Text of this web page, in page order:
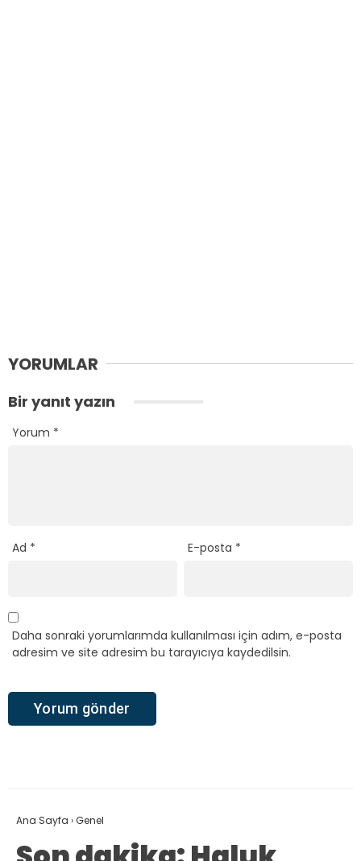
YORUMLAR
Bir yanıt yazın
Yorum *
Ad * E-posta *
Daha sonraki yorumlarımda kullanılması için adım, e-posta
adresim ve site adresim bu tarayıcıya kaydedilsin.
Ana Sayfa ›Genel